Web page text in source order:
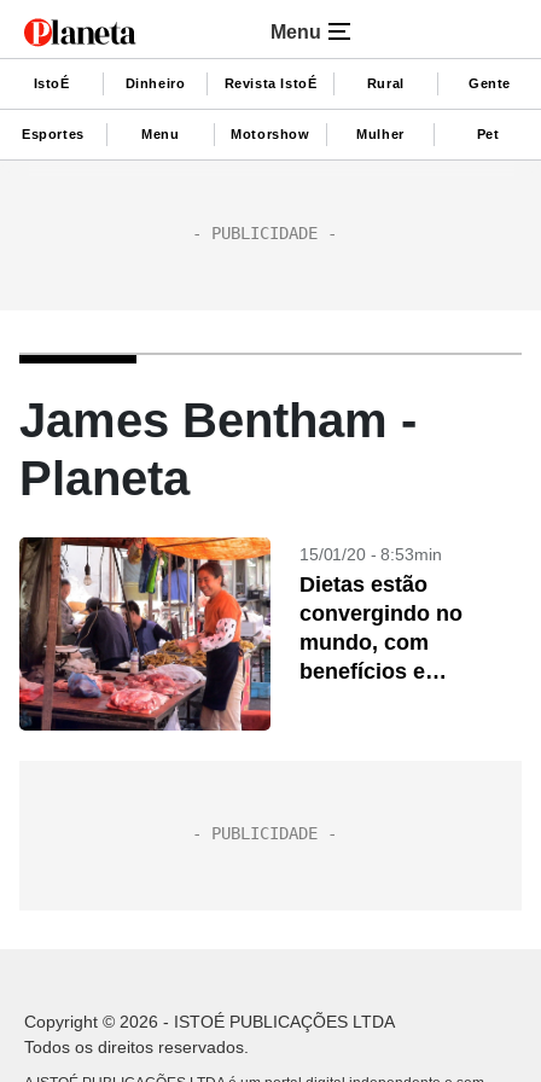
Menu
IstoÉ Dinheiro Revista IstoÉ Rural Gente
Esportes Menu Motorshow Mulher Pet
James Bentham -
Planeta
15/01/20 - 8:53min
Dietas estão
convergindo no
mundo, com
benefícios e
Copyright © 2026 - ISTOÉ PUBLICAÇÕES LTDA
Todos os direitos reservados.